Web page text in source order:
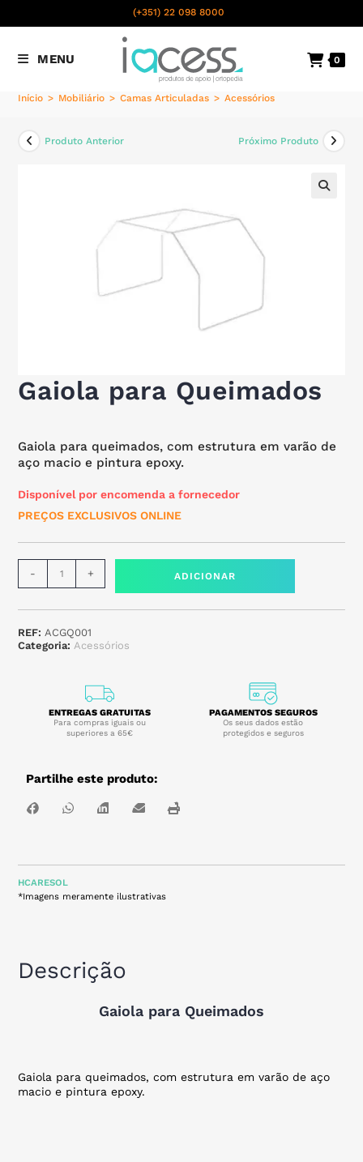
(+351) 22 098 8000
nacional
MENU 0
Início > Mobiliário > Camas Articuladas > Acessórios
Produto Anterior Próximo Produto
Gaiola para Queimados
Gaiola para queimados, com estrutura em varão de
aço macio e pintura epoxy.
Disponível por encomenda a fornecedor
PREÇOS EXCLUSIVOS ONLINE
- + ADICIONAR
REF:ACGQ001
Categoria:Acessórios
ENTREGAS GRATUITAS
Para compras iguais ou
superiores a 65€
PAGAMENTOS SEGUROS
Os seus dados estão
protegidos e seguros
Partilhe este produto:
HCARESOL
*Imagens meramente ilustrativas
Descrição
Gaiola para Queimados
Gaiola para queimados, com estrutura em varão de aço
macio e pintura epoxy.